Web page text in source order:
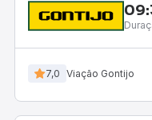
7,0 Viação Gontijo